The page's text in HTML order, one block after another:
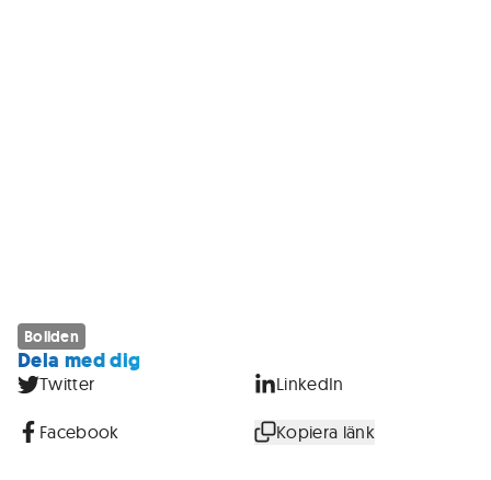
Boliden
Dela med dig
Twitter LinkedIn
Facebook Kopiera länk